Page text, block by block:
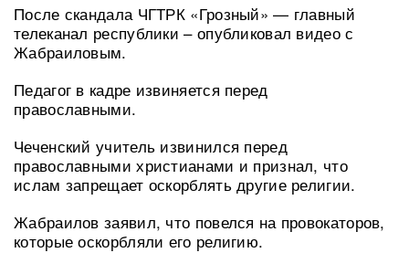
После скандала ЧГТРК «Грозный» — главный
телеканал республики – опубликовал видео с
Жабраиловым.
Педагог в кадре извиняется перед
православными.
Чеченский учитель извинился перед
православными христианами и признал, что
ислам запрещает оскорблять другие религии.
Жабраилов заявил, что повелся на провокаторов,
которые оскорбляли его религию.